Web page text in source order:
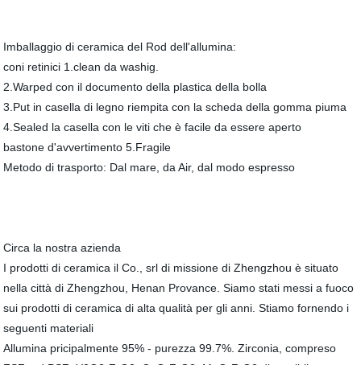
Imballaggio di ceramica del Rod dell'allumina:
coni retinici 1.clean da washig.
2.Warped con il documento della plastica della bolla
3.Put in casella di legno riempita con la scheda della gomma piuma
4.Sealed la casella con le viti che è facile da essere aperto
bastone d'avvertimento 5.Fragile
Metodo di trasporto: Dal mare, da Air, dal modo espresso
Circa la nostra azienda
I prodotti di ceramica il Co., srl di missione di Zhengzhou è situato
nella città di Zhengzhou, Henan Provance. Siamo stati messi a fuoco
sui prodotti di ceramica di alta qualità per gli anni. Stiamo fornendo i
seguenti materiali
Allumina pricipalmente 95% - purezza 99.7%. Zirconia, compreso